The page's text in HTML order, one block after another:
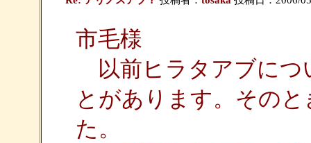
市毛様
以前ヒラタアブにつ
とがあります。その
た。